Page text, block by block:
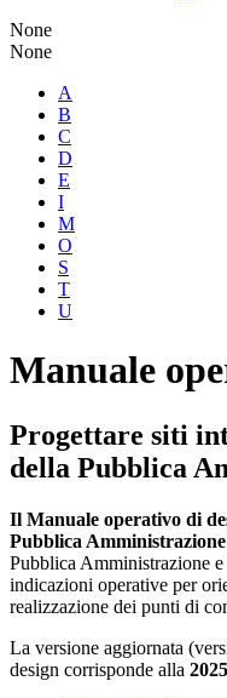
None
None
A
B
C
D
E
I
M
O
S
T
U
Manuale
Progettare siti
della Pubblica
Il Manuale operativo di
Pubblica Amministrazione
Pubblica Amministrazione
indicazioni operative per
realizzazione dei punti di
La versione aggiornata
design corrisponde alla